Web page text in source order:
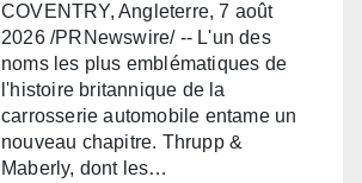
COVENTRY, Angleterre, 7 août
2026 /PRNewswire/ -- L'un des
noms les plus emblématiques de
l'histoire britannique de la
carrosserie automobile entame un
nouveau chapitre. Thrupp &
Maberly, dont les…